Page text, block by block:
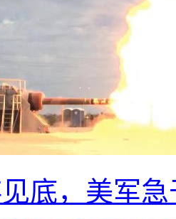
底，美军